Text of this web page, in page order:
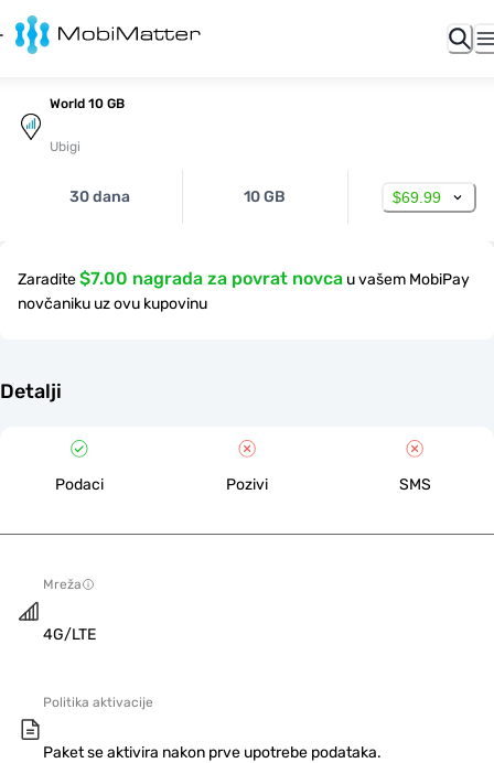
World 10 GB
Ubigi
30 dana 10 GB $69.99
Zaradite$7.00 nagrada za povrat novca u vašem MobiPay
novčaniku uz ovu kupovinu
Detalji
Podaci Pozivi SMS
Mreža
4G/LTE
Politika aktivacije
Paket se aktivira nakon prve upotrebe podataka.